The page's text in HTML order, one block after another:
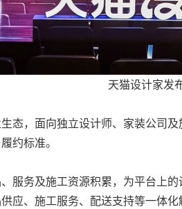
天猫设计家发
态，面向独立设计师、家装公司
约标准。
服务及施工资源积累，为平台上
应、施工服务、配送支持等一体化